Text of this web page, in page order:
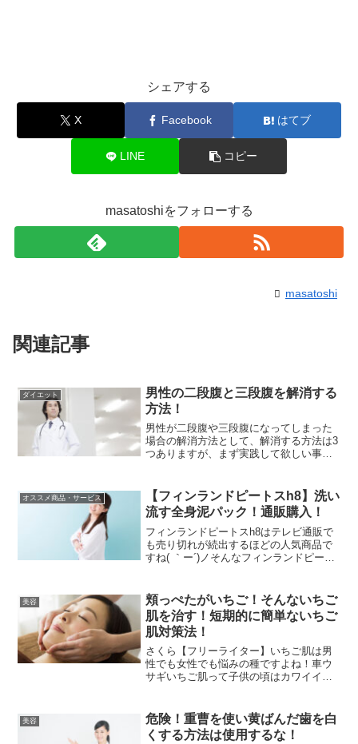
シェアする
X Facebook はてブ
LINE コピー
masatoshiをフォローする
masatoshi
関連記事
ダイエット
男性の二段腹と三段腹を解消する
方法！
男性が二段腹や三段腹になってしまった
場合の解消方法として、解消する方法は3
つありますが、まず実践して欲しい事は
る事です。二段や三段のお腹を解消する
には以下の3点が挙げら...
オススメ商品・サービス
【フィンランドピートスh8】洗い
流す全身泥パック！通販購入！
フィンランドピートスh8はテレビ通販で
も売り切れが続出するほどの人気商品で
すね( ｀ー´)ノそんなフィンランドピート
トスh8の通販サイトから通信販売しまし
た(...
美容
頬っぺたがいちご！そんないちご
肌を治す！短期的に簡単ないちご
肌対策法！
さくら【フリーライター】いちご肌は男
性でも女性でも悩みの種ですよね！車ウ
サギいちご肌って子供の頃はカワイイけ
最近では中学生などの若い年代でもいち
ご肌になってしまう人が多...
美容
危険！重曹を使い黄ばんだ歯を白
くする方法は使用するな！